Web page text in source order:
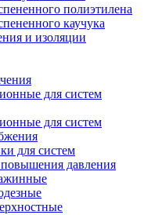
полиэтилена
каучука
и изоляции
для систем
для систем
для систем
давления